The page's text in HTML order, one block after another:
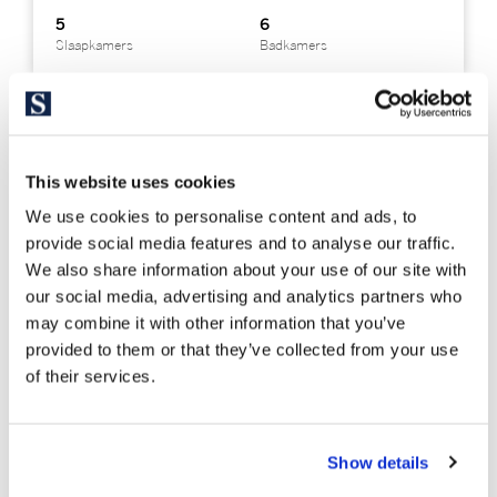
This website uses cookies
We use cookies to personalise content and ads, to
provide social media features and to analyse our traffic.
We also share information about your use of our site with
our social media, advertising and analytics partners who
may combine it with other information that you’ve
provided to them or that they’ve collected from your use
of their services.
Show details
5
Slaapkamers
6
Badkamers